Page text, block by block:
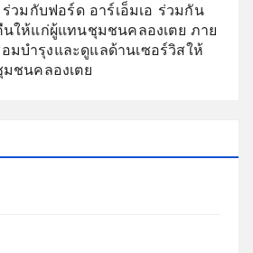
วมกับฟอร์ด อาร์เอ็มเอ ร่วมกัน
นให้แก่ผู้แทนชุมชนคลองเตย ภาย
บำรุงและดูแลด้านเซอร์วิสให้
ชนคลองเตย